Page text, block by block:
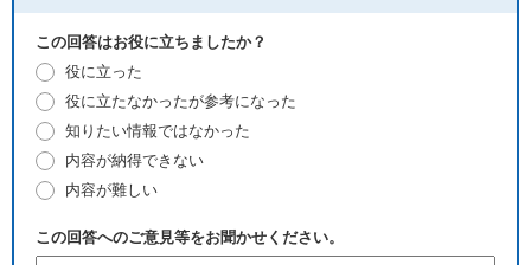
この回答はお役に立ちましたか？
役に立った
役に立たなかったが参考になった
知りたい情報ではなかった
内容が納得できない
内容が難しい
この回答へのご意見等をお聞かせください。